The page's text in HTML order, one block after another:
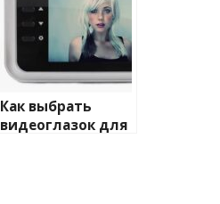
Как выбрать
видеоглазок для